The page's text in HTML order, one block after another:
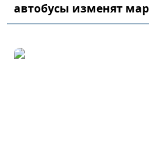
автобусы изменят